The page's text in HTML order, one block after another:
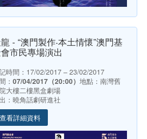
- “澳門製作‧本土情懷”澳門基
市民專場演出
時間：17/02/2017 – 23/02/2017
： 07/04/2017（20:00） 地點：南灣舊
大樓二樓黑盒劇場
：曉角話劇研進社
查看詳細資料